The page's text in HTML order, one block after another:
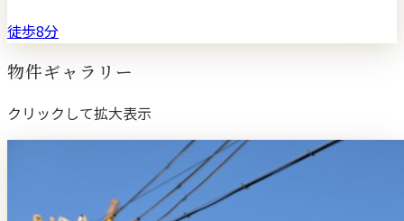
徒歩8分
物件ギャラリー
クリックして拡大表示